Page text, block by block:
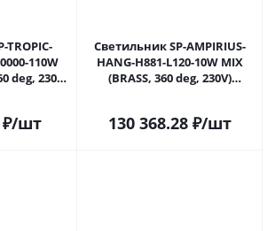
TROPIC-
110W
deg, 230V)
/шт
Светильник SP-AMPIRIUS-
HANG-H881-L120-10W MIX
(BRASS, 360 deg, 230V)
130 368.28₽/шт